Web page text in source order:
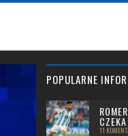
POPULARNE
11